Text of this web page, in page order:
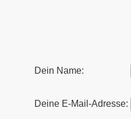
Dein Name:
Deine E-Mail-Adresse: